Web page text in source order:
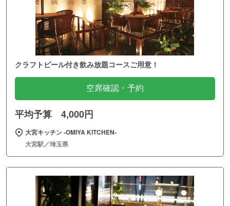
クラフトビール付き飲み放題コースご用意！
空席確認・予約
平均予算 4,000円
大宮キッチン ‐OMIYA KITCHEN‐
大宮駅／埼玉県